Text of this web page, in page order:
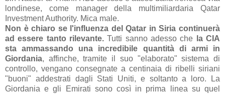
londinese, come manager della multimiliardaria Qatar
Investment Authority. Mica male.
Non è chiaro se l'influenza del Qatar in Siria continuerà
ad essere tanto rilevante. Tutti sanno adesso che
la CIA
sta ammassando una incredibile quantità di armi in
Giordania, affinche, tramite il suo "elaborato" sistema di
controllo, vengano consegnate a centinaia di ribelli siriani
"buoni" addestrati dagli Stati Uniti, e soltanto a loro. La
Giordania e gli Emirati sono così in prima linea su quel